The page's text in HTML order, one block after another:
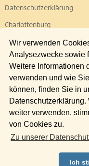
Wir verwenden
Analysezwecke sowie
Weitere Informationen
verwenden und wie
können, finden Sie in
weiter verwenden,
von Cookies zu.
Zu unserer
Ich
Datenschutzerklärung
Charlottenburg
Lichtenberg
Pankow
Reinickendorf
Spandau
Tempelhof
Treptow